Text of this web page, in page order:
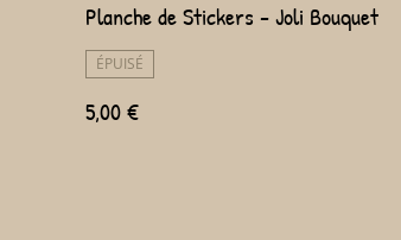
Planche de Stickers - Joli Bouquet
ÉPUISÉ
5,00 €